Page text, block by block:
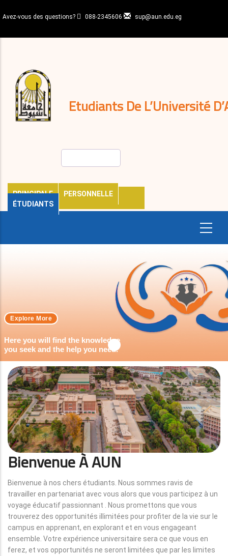
au
principal
Avez-vous des questions? 088-2345606 sup@aun.edu.eg
Etudiants De L’Université
PRINCIPALE
PERSONNELLE
ÉTUDIANTS
décisions
Expatriés
Journal
Here you will find the knowledge
you seek and the help you need.
Explore More
Bienvenue À AUN
Bienvenue à nos chers étudiants. Nous sommes ravis de
travailler en partenariat avec vous alors que vous participez à un
voyage éducatif passionnant . Nous promettons que vous
trouverez des opportunités illimitées pour profiter de la vie sur le
campus en apprenant, en explorant et en vous engageant
ensemble. Votre expérience universitaire sera ce que vous en
ferez, et vos opportunités ne seront limitées que par les limites